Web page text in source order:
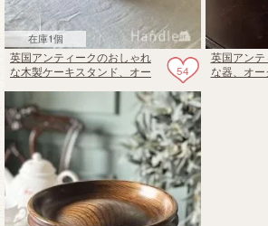
在庫1個
54
英国アンティークのおしゃれ
な木製ケーキスタンド、オー
英国アン
な器、オ